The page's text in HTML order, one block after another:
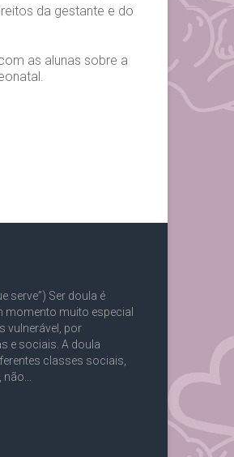
da gestante e do
as alunas sobre a
serve”) Ser doula é
momento muito especial
vulnerável, por
e sociais. A doula
classes sociais,